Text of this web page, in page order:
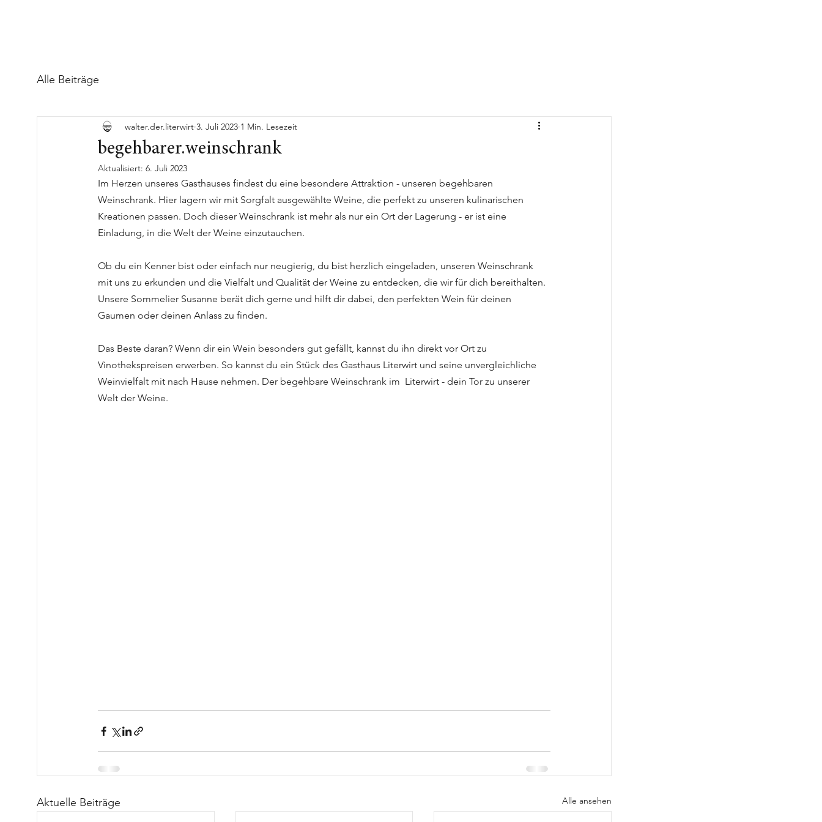
Alle Beiträge
begehbarer.weinschrank
walter.der.literwirt 3. Juli 2023 1 Min. Lesezeit
Aktualisiert: 6. Juli 2023
Im Herzen unseres Gasthauses findest du eine besondere Attraktion - unseren begehbaren
Weinschrank. Hier lagern wir mit Sorgfalt ausgewählte Weine, die perfekt zu unseren kulinarischen
Kreationen passen. Doch dieser Weinschrank ist mehr als nur ein Ort der Lagerung - er ist eine
Einladung, in die Welt der Weine einzutauchen.
Ob du ein Kenner bist oder einfach nur neugierig, du bist herzlich eingeladen, unseren Weinschrank
mit uns zu erkunden und die Vielfalt und Qualität der Weine zu entdecken, die wir für dich bereithalten.
Unsere Sommelier Susanne berät dich gerne und hilft dir dabei, den perfekten Wein für deinen
Gaumen oder deinen Anlass zu finden.
Das Beste daran? Wenn dir ein Wein besonders gut gefällt, kannst du ihn direkt vor Ort zu
Vinothekspreisen erwerben. So kannst du ein Stück des Gasthaus Literwirt und seine unvergleichliche
Weinvielfalt mit nach Hause nehmen. Der begehbare Weinschrank im  Literwirt - dein Tor zu unserer
Welt der Weine.
Aktuelle Beiträge Alle ansehen